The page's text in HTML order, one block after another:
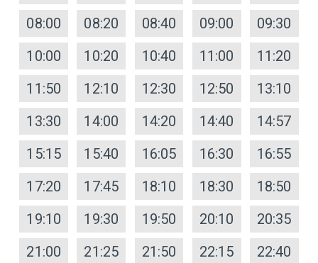
08:00
08:20 08:40 09:00
09:30
10:00
10:20 10:40 11:00
11:20
11:50
12:10 12:30 12:50
13:10
13:30
14:00 14:20 14:40
14:57
15:15
15:40 16:05 16:30
16:55
17:20
17:45 18:10 18:30
18:50
19:10
19:30 19:50 20:10
20:35
21:00
21:25 21:50 22:15 22:40